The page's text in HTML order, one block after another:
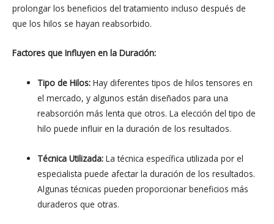
prolongar los beneficios del tratamiento incluso después de
que los hilos se hayan reabsorbido.
Factores que Influyen en la Duración:
Tipo de Hilos: Hay diferentes tipos de hilos tensores en
el mercado, y algunos están diseñados para una
reabsorción más lenta que otros. La elección del tipo de
hilo puede influir en la duración de los resultados.
Técnica Utilizada: La técnica específica utilizada por el
especialista puede afectar la duración de los resultados.
Algunas técnicas pueden proporcionar beneficios más
duraderos que otras.